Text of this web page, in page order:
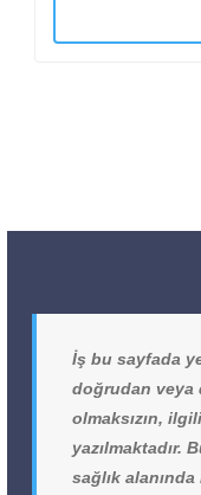
İş bu sayfada
doğrudan veya
olmaksızın,
yazılmaktadır.
sağlık